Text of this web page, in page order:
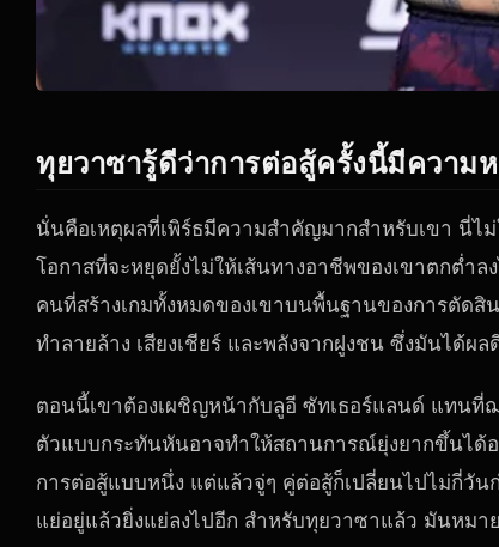
ทุยวาซารู้ดีว่าการต่อสู้ครั้งนี้มีความ
นั่นคือเหตุผลที่เพิร์ธมีความสำคัญมากสำหรับเขา นี่ไ
โอกาสที่จะหยุดยั้งไม่ให้เส้นทางอาชีพของเขาตกต่ำ
คนที่สร้างเกมทั้งหมดของเขาบนพื้นฐานของการตัดสิ
ทำลายล้าง เสียงเชียร์ และพลังจากฝูงชน ซึ่งมันได้
ตอนนี้เขาต้องเผชิญหน้ากับลูอี ซัทเธอร์แลนด์ แทนที่
ตัวแบบกระทันหันอาจทำให้สถานการณ์ยุ่งยากขึ้นได้อ
การต่อสู้แบบหนึ่ง แต่แล้วจู่ๆ คู่ต่อสู้ก็เปลี่ยนไปไม่กี่วั
แย่อยู่แล้วยิ่งแย่ลงไปอีก สำหรับทุยวาซาแล้ว มันหม